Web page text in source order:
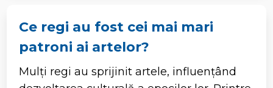
Ce regi au fost cei mai mari
patroni ai artelor?
Mulți regi au sprijinit artele, influențând